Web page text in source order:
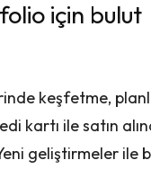
için bulut
keşfetme,
kartı ile satın
geliştirmeler ile